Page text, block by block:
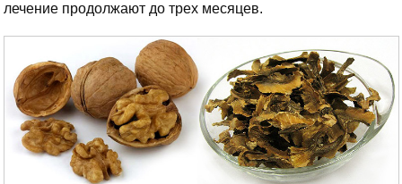
лечение продолжают до трех месяцев.